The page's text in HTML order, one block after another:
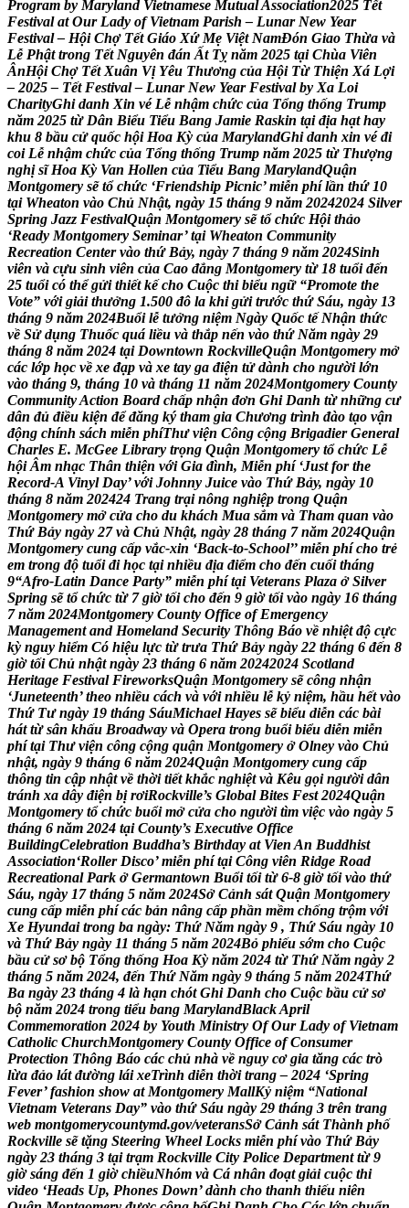
Program by Maryland Vietnamese MutualAssociation2025 Tết
Festival at Our Lady of Vietnam Parish – Lunar New Year
Festival – Hội Chợ Tết Giáo Xứ Mẹ Việt NamĐón Giao Thừa và
Lễ Phật trong Tết Nguyên đán Ất Tỵ năm 2025 tại Chùa Viên
ÂnHội Chợ Tết Xuân Vị Yêu Thương của Hội Từ Thiện Xá Lợi
– 2025 – Tết Festival – Lunar New Year Festival by Xa Loi
CharityGhi danh Xin vé Lễ nhậm chức của Tổng thống Trump
năm 2025 từ Dân Biểu Tiểu Bang Jamie Raskin tại địa hạt hay
khu 8 bầu cử quốc hội Hoa Kỳ của MarylandGhi danh xin vé đi
coi Lễ nhậm chức của Tổng thống Trump năm 2025 từ Thượng
nghị sĩ Hoa Kỳ Van Hollen của Tiểu Bang MarylandQuận
Montgomery sẽ tổ chức ‘Friendship Picnic’ miễn phí lần thứ 10
tại Wheaton vào Chủ Nhật, ngày 15 tháng 9 năm 20242024 Silver
Spring Jazz FestivalQuận Montgomery sẽ tổ chức Hội thảo
‘Ready Montgomery Seminar’ tại Wheaton Community
Recreation Center vào thứ Bảy, ngày 7 tháng 9 năm 2024Sinh
viên và cựu sinh viên của Cao đẳng Montgomery từ 18 tuổi đến
25 tuổi có thể gửi thiết kế cho Cuộc thi biểu ngữ “Promote the
Vote” với giải thưởng 1.500 đô la khi gửi trước thứ Sáu, ngày 13
tháng 9 năm 2024Buổi lễ tưởng niệm Ngày Quốc tế Nhận thức
về Sử dụng Thuốc quá liều và thắp nến vào thứ Năm ngày 29
tháng 8 năm 2024 tại Downtown RockvilleQuận Montgomery mở
các lớp học về xe đạp và xe tay ga điện tử dành cho người lớn
vào tháng 9, tháng 10 và tháng 11 năm 2024Montgomery County
CommunityAction Board chấp nhận đơn Ghi Danh từ những cư
dân đủ điều kiện để đăng ký tham gia Chương trình đào tạo vận
động chính sách miễn phíThư viện Công cộng Brigadier General
Charles E. McGee Library trọng Quận Montgomery tổ chức Lễ
hội Âm nhạc Thân thiện với Gia đình, Miễn phí ‘Just for the
Record-A Vinyl Day’ với Johnny Juice vào Thứ Bảy, ngày 10
tháng 8 năm 202424 Trang trại nông nghiệp trong Quận
Montgomery mở cửa cho du khách Mua sắm và Tham quan vào
Thứ Bảy ngày 27 và Chủ Nhật, ngày 28 tháng 7 năm 2024Quận
Montgomery cung cấp vắc-xin ‘Back-to-School’’ miễn phí cho trẻ
em trong độ tuổi đi học tại nhiều địa điểm cho đến cuối tháng
9“Afro-Latin Dance Party” miễn phí tại Veterans Plaza ở Silver
Spring sẽ tổ chức từ 7 giờ tối cho đến 9 giờ tối vào ngày 16 tháng
7 năm 2024Montgomery County Office of Emergency
Management and Homeland Security Thông Báo về nhiệt độ cực
kỳ nguy hiểm Có hiệu lực từ trưa Thứ Bảy ngày 22 tháng 6 đến 8
giờ tối Chủ nhật ngày 23 tháng 6 năm 20242024 Scotland
Heritage Festival FireworksQuận Montgomery sẽ công nhận
‘Juneteenth’ theo nhiều cách và với nhiều lễ kỷ niệm, hầu hết vào
Thứ Tư ngày 19 tháng SáuMichael Hayes sẽ biểu diễn các bài
hát từ sân khấu Broadway và Opera trong buổi biểu diễn miễn
phí tại Thư viện công cộng quận Montgomery ở Olney vào Chủ
nhật, ngày 9 tháng 6 năm 2024Quận Montgomery cung cấp
thông tin cập nhật về thời tiết khắc nghiệt và Kêu gọi người dân
tránh xa dây điện bị rơiRockville’s Global Bites Fest 2024Quận
Montgomery tổ chức buổi mở cửa cho người tìm việc vào ngày 5
tháng 6 năm 2024 tại County’s Executive Office
BuildingCelebration Buddha’s Birthday at Vien An Buddhist
Association‘Roller Disco’ miễn phí tại Công viên Ridge Road
Recreational Park ở Germantown Buổi tối từ 6-8 giờ tối vào thứ
Sáu, ngày 17 tháng 5 năm 2024Sở Cảnh sát Quận Montgomery
cung cấp miễn phí các bản nâng cấp phần mềm chống trộm với
Xe Hyundai trong ba ngày: Thứ Năm ngày 9 , Thứ Sáu ngày 10
và Thứ Bảy ngày 11 tháng 5 năm 2024Bỏ phiếu sớm cho Cuộc
bầu cử sơ bộ Tổng thống Hoa Kỳ năm 2024 từ Thứ Năm ngày 2
tháng 5 năm 2024, đến Thứ Năm ngày 9 tháng 5 năm 2024Thứ
Ba ngày 23 tháng 4 là hạn chót Ghi Danh cho Cuộc bầu cử sơ
bộ năm 2024 trong tiểu bang MarylandBlackApril
Commemoration 2024 by Youth Ministry Of Our Lady of Vietnam
Catholic ChurchMontgomery County Office of Consumer
Protection Thông Báo các chủ nhà về nguy cơ gia tăng các trò
lừa đảo lát đường lái xeTrình diễn thời trang – 2024 ‘Spring
Fever’ fashion show at Montgomery MallKỷ niệm “National
Vietnam Veterans Day” vào thứ Sáu ngày 29 tháng 3 trên trang
web montgomerycountymd.gov/veteransSở Cảnh sát Thành phố
Rockville sẽ tặng Steering Wheel Locks miễn phí vào Thứ Bảy
ngày 23 tháng 3 tại trạm Rockville City Police Department từ 9
giờ sáng đến 1 giờ chiềuNhóm và Cá nhân đoạt giải cuộc thi
video ‘Heads Up, Phones Down’ dành cho thanh thiếu niên